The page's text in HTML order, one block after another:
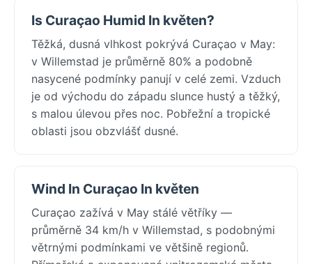
Is Curaçao Humid In květen?
Těžká, dusná vlhkost pokrývá Curaçao v May:
v Willemstad je průměrně 80% a podobně
nasycené podmínky panují v celé zemi. Vzduch
je od východu do západu slunce hustý a těžký,
s malou úlevou přes noc. Pobřežní a tropické
oblasti jsou obzvlášť dusné.
Wind In Curaçao In květen
Curaçao zažívá v May stálé větříky —
průměrně 34 km/h v Willemstad, s podobnými
větrnými podmínkami ve většině regionů.